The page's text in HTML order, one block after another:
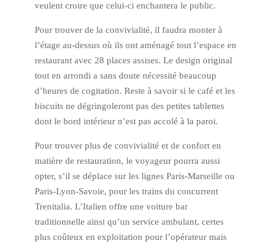
veulent croire que celui-ci enchantera le public.
Pour trouver de la convivialité, il faudra monter à
l’étage au-dessus où ils ont aménagé tout l’espace en
restaurant avec 28 places assises. Le design original
tout en arrondi a sans doute nécessité beaucoup
d’heures de cogitation. Reste à savoir si le café et les
biscuits ne dégringoleront pas des petites tablettes
dont le bord intérieur n’est pas accolé à la paroi.
Pour trouver plus de convivialité et de confort en
matière de restauration, le voyageur pourra aussi
opter, s’il se déplace sur les lignes Paris-Marseille ou
Paris-Lyon-Savoie, pour les trains du concurrent
Trenitalia. L’Italien offre une voiture bar
traditionnelle ainsi qu’un service ambulant, certes
plus coûteux en exploitation pour l’opérateur mais